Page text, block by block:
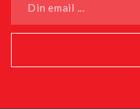
Din email ...